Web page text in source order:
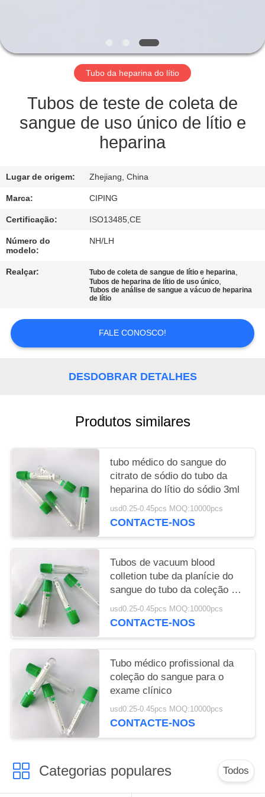
QUALIDADE
CONTACTE-
NOS
CITAÇÕES
MAPA
DO
SITE
Tubo da heparina do lítio
Tubos de teste de coleta de
sangue de uso único de lítio e
heparina
Lugar de origem: Zhejiang, China
Marca: CIPING
Certificação: ISO13485,CE
Número do
modelo:
NH/LH
Realçar: Tubo de coleta de sangue de lítio e heparina,
Tubos de heparina de lítio de uso único,
Tubos de análise de sangue a vácuo de heparina
de lítio
FALE CONOSCO!
DESDOBRAR DETALHES
Produtos similares
tubo médico do sangue do
citrato de sódio do tubo da
heparina do lítio do sódio 3ml
usd0.25-0.45pcs MOQ:10000pcs
CONTACTE-NOS
Tubos de vacuum blood
colletion tube da planície do
sangue do tubo da coleção do
sangue da heparina do
GEL/lítio micro
usd0.25-0.45pcs MOQ:10000pcs
CONTACTE-NOS
Tubo médico profissional da
coleção do sangue para o
exame clínico
usd0.25-0.45pcs MOQ:10000pcs
CONTACTE-NOS
Categorias populares Todos